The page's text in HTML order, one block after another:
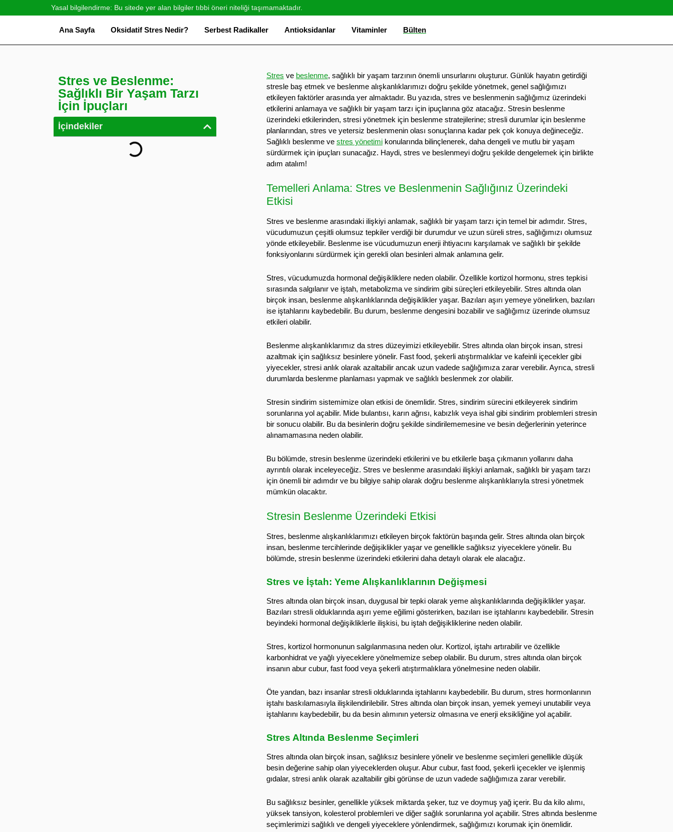
Yasal bilgilendirme: Bu sitede yer alan bilgiler tıbbi öneri niteliği taşımamaktadır.
Ana Sayfa Oksidatif Stres Nedir? Serbest Radikaller Antioksidanlar Vitaminler Bülten
Stres ve Beslenme:
Sağlıklı Bir Yaşam Tarzı
İçin İpuçları
İçindekiler
Stres ve beslenme, sağlıklı bir yaşam tarzının önemli unsurlarını oluşturur. Günlük hayatın getirdiği
stresle baş etmek ve beslenme alışkanlıklarımızı doğru şekilde yönetmek, genel sağlığımızı
etkileyen faktörler arasında yer almaktadır. Bu yazıda, stres ve beslenmenin sağlığımız üzerindeki
etkilerini anlamaya ve sağlıklı bir yaşam tarzı için ipuçlarına göz atacağız. Stresin beslenme
üzerindeki etkilerinden, stresi yönetmek için beslenme stratejilerine; stresli durumlar için beslenme
planlarından, stres ve yetersiz beslenmenin olası sonuçlarına kadar pek çok konuya değineceğiz.
Sağlıklı beslenme ve stres yönetimikonularında bilinçlenerek, daha dengeli ve mutlu bir yaşam
sürdürmek için ipuçları sunacağız. Haydi, stres ve beslenmeyi doğru şekilde dengelemek için birlikte
adım atalım!
Temelleri Anlama: Stres ve Beslenmenin Sağlığınız Üzerindeki
Etkisi
Stres ve beslenme arasındaki ilişkiyi anlamak, sağlıklı bir yaşam tarzı için temel bir adımdır. Stres,
vücudumuzun çeşitli olumsuz tepkiler verdiği bir durumdur ve uzun süreli stres, sağlığımızı olumsuz
yönde etkileyebilir. Beslenme ise vücudumuzun enerji ihtiyacını karşılamak ve sağlıklı bir şekilde
fonksiyonlarını sürdürmek için gerekli olan besinleri almak anlamına gelir.
Stres, vücudumuzda hormonal değişikliklere neden olabilir. Özellikle kortizol hormonu, stres tepkisi
sırasında salgılanır ve iştah, metabolizma ve sindirim gibi süreçleri etkileyebilir. Stres altında olan
birçok insan, beslenme alışkanlıklarında değişiklikler yaşar. Bazıları aşırı yemeye yönelirken, bazıları
ise iştahlarını kaybedebilir. Bu durum, beslenme dengesini bozabilir ve sağlığımız üzerinde olumsuz
etkileri olabilir.
Beslenme alışkanlıklarımız da stres düzeyimizi etkileyebilir. Stres altında olan birçok insan, stresi
azaltmak için sağlıksız besinlere yönelir. Fast food, şekerli atıştırmalıklar ve kafeinli içecekler gibi
yiyecekler, stresi anlık olarak azaltabilir ancak uzun vadede sağlığımıza zarar verebilir. Ayrıca, stresli
durumlarda beslenme planlaması yapmak ve sağlıklı beslenmek zor olabilir.
Stresin sindirim sistemimize olan etkisi de önemlidir. Stres, sindirim sürecini etkileyerek sindirim
sorunlarına yol açabilir. Mide bulantısı, karın ağrısı, kabızlık veya ishal gibi sindirim problemleri stresin
bir sonucu olabilir. Bu da besinlerin doğru şekilde sindirilememesine ve besin değerlerinin yeterince
alınamamasına neden olabilir.
Bu bölümde, stresin beslenme üzerindeki etkilerini ve bu etkilerle başa çıkmanın yollarını daha
ayrıntılı olarak inceleyeceğiz. Stres ve beslenme arasındaki ilişkiyi anlamak, sağlıklı bir yaşam tarzı
için önemli bir adımdır ve bu bilgiye sahip olarak doğru beslenme alışkanlıklarıyla stresi yönetmek
mümkün olacaktır.
Stresin Beslenme Üzerindeki Etkisi
Stres, beslenme alışkanlıklarımızı etkileyen birçok faktörün başında gelir. Stres altında olan birçok
insan, beslenme tercihlerinde değişiklikler yaşar ve genellikle sağlıksız yiyeceklere yönelir. Bu
bölümde, stresin beslenme üzerindeki etkilerini daha detaylı olarak ele alacağız.
Stres ve İştah: Yeme Alışkanlıklarının Değişmesi
Stres altında olan birçok insan, duygusal bir tepki olarak yeme alışkanlıklarında değişiklikler yaşar.
Bazıları stresli olduklarında aşırı yeme eğilimi gösterirken, bazıları ise iştahlarını kaybedebilir. Stresin
beyindeki hormonal değişikliklerle ilişkisi, bu iştah değişikliklerine neden olabilir.
Stres, kortizol hormonunun salgılanmasına neden olur. Kortizol, iştahı artırabilir ve özellikle
karbonhidrat ve yağlı yiyeceklere yönelmemize sebep olabilir. Bu durum, stres altında olan birçok
insanın abur cubur, fast food veya şekerli atıştırmalıklara yönelmesine neden olabilir.
Öte yandan, bazı insanlar stresli olduklarında iştahlarını kaybedebilir. Bu durum, stres hormonlarının
iştahı baskılamasıyla ilişkilendirilebilir. Stres altında olan birçok insan, yemek yemeyi unutabilir veya
iştahlarını kaybedebilir, bu da besin alımının yetersiz olmasına ve enerji eksikliğine yol açabilir.
Stres Altında Beslenme Seçimleri
Stres altında olan birçok insan, sağlıksız besinlere yönelir ve beslenme seçimleri genellikle düşük
besin değerine sahip olan yiyeceklerden oluşur. Abur cubur, fast food, şekerli içecekler ve işlenmiş
gıdalar, stresi anlık olarak azaltabilir gibi görünse de uzun vadede sağlığımıza zarar verebilir.
Bu sağlıksız besinler, genellikle yüksek miktarda şeker, tuz ve doymuş yağ içerir. Bu da kilo alımı,
yüksek tansiyon, kolesterol problemleri ve diğer sağlık sorunlarına yol açabilir. Stres altında beslenme
seçimlerimizi sağlıklı ve dengeli yiyeceklere yönlendirmek, sağlığımızı korumak için önemlidir.